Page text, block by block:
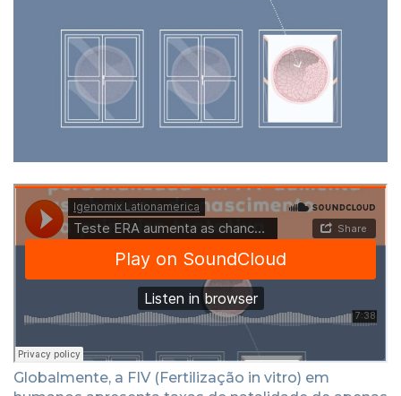
Globalmente, a FIV (Fertilização in vitro) em